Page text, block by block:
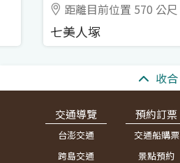
距離目前位置 570 公尺
七美人塚
收合
交通導覽
台澎交通
跨島交通
預約訂票
交通船購票
景點預約